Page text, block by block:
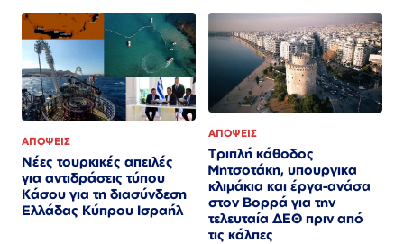
ΑΠΟΨΕΙΣ
Νέες τουρκικές απειλές
για αντιδράσεις τύπου
Κάσου για τη διασύνδεση
Ελλάδας Κύπρου Ισραήλ
ΑΠΟΨΕΙΣ
Τριπλή κάθοδος
Μητσοτάκη, υπουργικα
κλιμάκια και έργα-ανάσα
στον Βορρά για την
τελευταία ΔΕΘ πριν από
τις κάλπες